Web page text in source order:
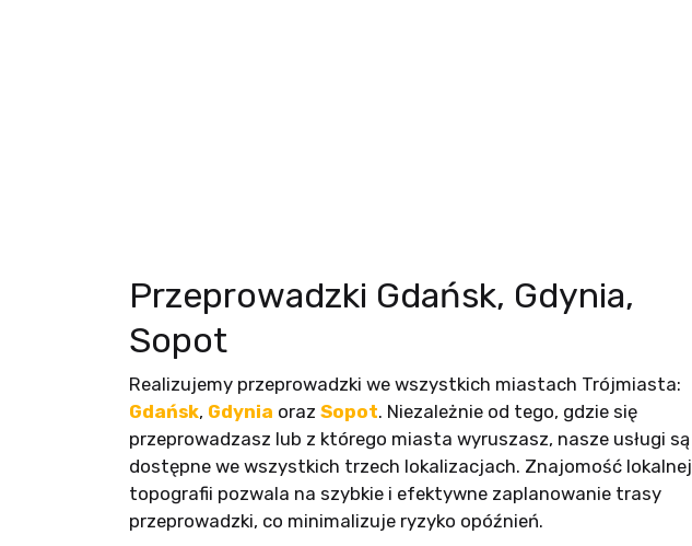
Przeprowadzki Gdańsk, Gdynia,
Sopot
Realizujemy przeprowadzki we wszystkich miastach Trójmiasta:
Gdańsk, Gdynia oraz Sopot. Niezależnie od tego, gdzie się
przeprowadzasz lub z którego miasta wyruszasz, nasze usługi są
dostępne we wszystkich trzech lokalizacjach. Znajomość lokalnej
topografii pozwala na szybkie i efektywne zaplanowanie trasy
przeprowadzki, co minimalizuje ryzyko opóźnień.